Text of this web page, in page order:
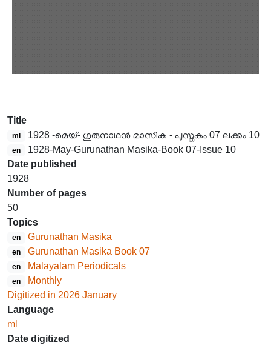
Title
ml 1928 -മെയ്- ഗുരുനാഥൻ മാസിക - പുസ്തകം 07 ലക്കം 10
en
1928-May-Gurunathan Masika-Book 07-Issue 10
Date published
1928
Number of pages
50
Topics
en Gurunathan Masika
en Gurunathan Masika Book 07
en Malayalam Periodicals
en
Monthly
Digitized in 2026 January
Language
ml
Date digitized